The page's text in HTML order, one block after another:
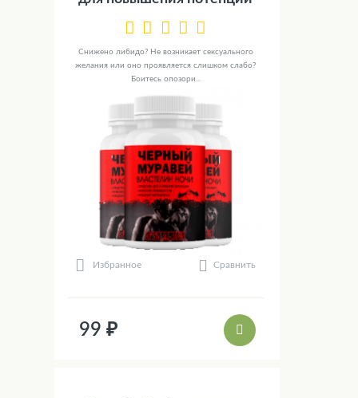
Снижено либидо? Не возникает сексуального
желания или оно проявляется слишком слабо?
Боитесь опозори...
Избранное Сравнить
99 ₽